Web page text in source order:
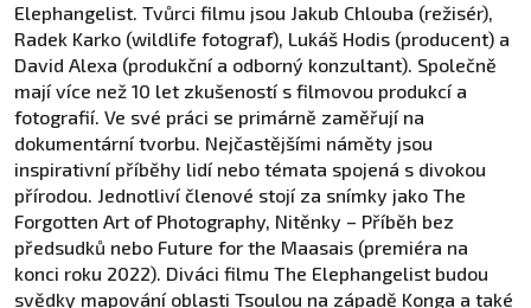
Elephangelist. Tvůrci filmu jsou Jakub Chlouba (režisér),
Radek Karko (wildlife fotograf), Lukáš Hodis (producent) a
David Alexa (produkční a odborný konzultant). Společně
mají více než 10 let zkušeností s filmovou produkcí a
fotografií. Ve své práci se primárně zaměřují na
dokumentární tvorbu. Nejčastějšími náměty jsou
inspirativní příběhy lidí nebo témata spojená s divokou
přírodou. Jednotliví členové stojí za snímky jako The
Forgotten Art of Photography, Nitěnky – Příběh bez
předsudků nebo Future for the Maasais (premiéra na
konci roku 2022). Diváci filmu The Elephangelist budou
svědky mapování oblasti Tsoulou na západě Konga a také